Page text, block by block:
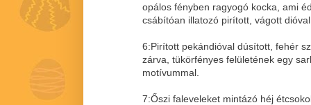
opálos fényben ragyogó kocka, ami
csábítóan illatozó pirított, vágott
6:Pirított pekándióval dúsított, fehér
zárva, tükörfényes felületének egy
motívummal.
7:Őszi faleveleket mintázó héj